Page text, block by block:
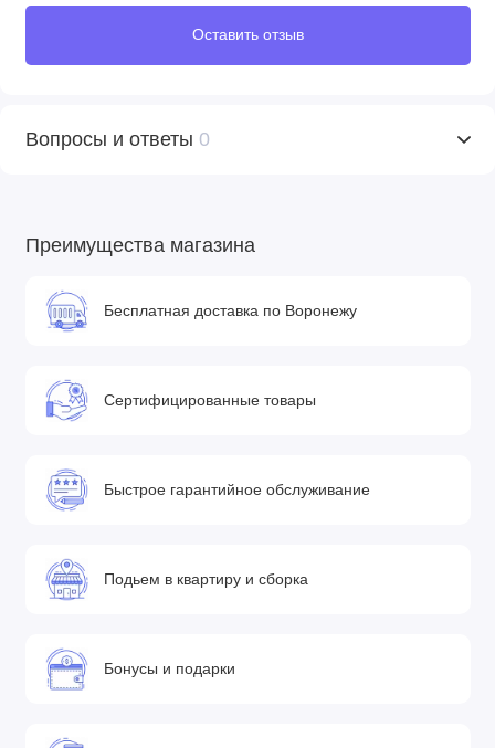
Оставить отзыв
Вопросы и ответы 0
Преимущества магазина
Бесплатная доставка по Воронежу
Сертифицированные товары
Быстрое гарантийное обслуживание
Подьем в квартиру и сборка
Бонусы и подарки